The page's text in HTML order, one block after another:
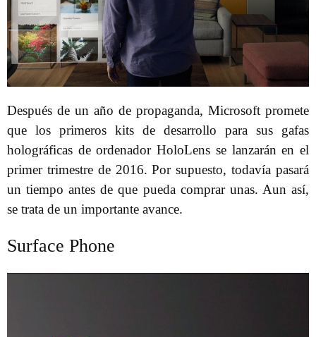
Después de un año de propaganda, Microsoft promete
que los primeros kits de desarrollo para sus gafas
holográficas de ordenador HoloLens se lanzarán en el
primer trimestre de 2016. Por supuesto, todavía pasará
un tiempo antes de que pueda comprar unas. Aun así,
se trata de un importante avance.
Surface Phone